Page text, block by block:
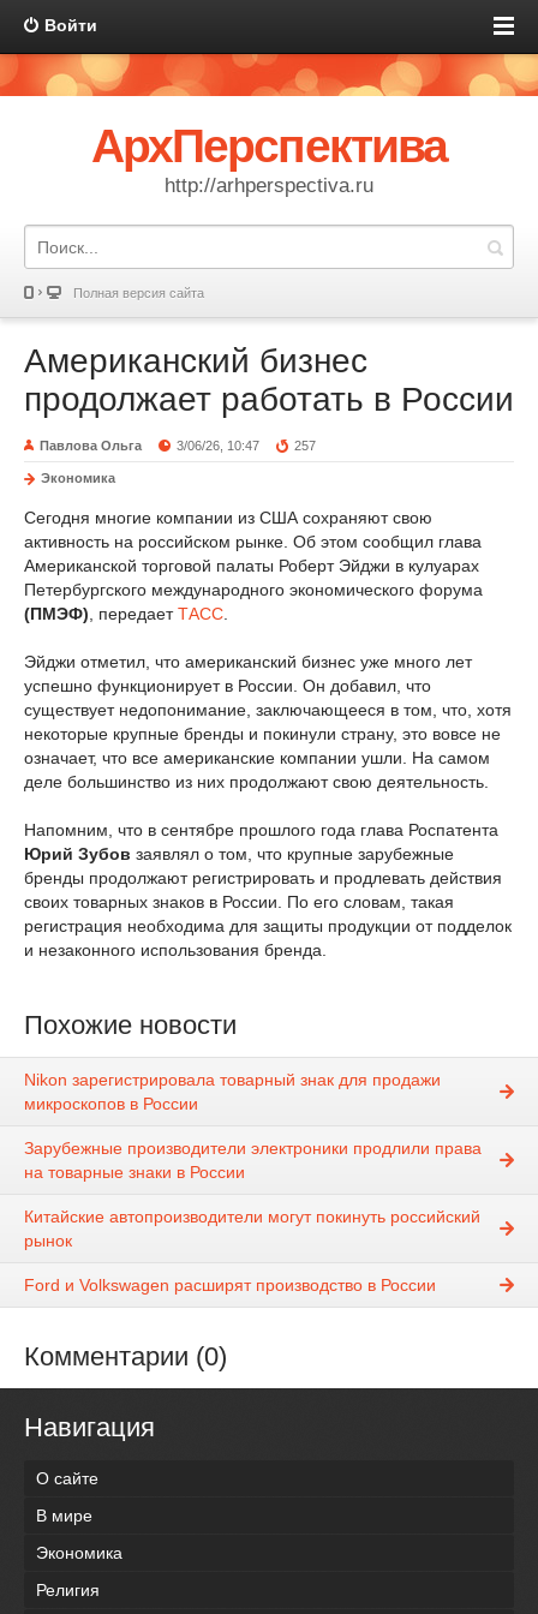
Войти
АрхПерспектива
http://arhperspectiva.ru
Полная версия сайта
Американский бизнес
продолжает работать в России
Павлова Ольга 3/06/26, 10:47 257
Экономика
Сегодня многие компании из США сохраняют свою
активность на российском рынке. Об этом сообщил глава
Американской торговой палаты Роберт Эйджи в кулуарах
Петербургского международного экономического форума
(ПМЭФ) , передаетТАСС
Эйджи отметил, что американский бизнес уже много лет
успешно функционирует в России. Он добавил, что
существует недопонимание, заключающееся в том, что, хотя
некоторые крупные бренды и покинули страну, это вовсе не
означает, что все американские компании ушли. На самом
деле большинство из них продолжают свою деятельность.
Напомним, что в сентябре прошлого года глава Роспатента
Юрий Зубов заявлял о том, что крупные зарубежные
бренды продолжают регистрировать и продлевать действия
своих товарных знаков в России. По его словам, такая
регистрация необходима для защиты продукции от подделок
и незаконного использования бренда.
Похожие новости
Nikon зарегистрировала товарный знак для продажи
микроскопов в России
Зарубежные производители электроники продлили права
на товарные знаки в России
Китайские автопроизводители могут покинуть российский
рынок
Ford и Volkswagen расширят производство в России
Комментарии (0)
Навигация
О сайте
В мире
Экономика
Религия